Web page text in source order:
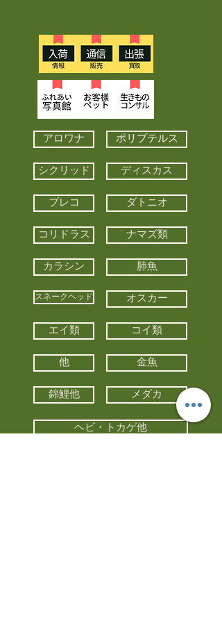
アロワナ ポリプテルス
シクリッド ディスカス
プレコ ダトニオ
コリドラス ナマズ類
カラシン 肺魚
スネークヘッド オスカー
エイ類 コイ類
他 金魚
錦鯉他 メダカ
ヘビ・トカゲ他